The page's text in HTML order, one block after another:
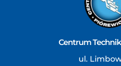
Centrum
ul.